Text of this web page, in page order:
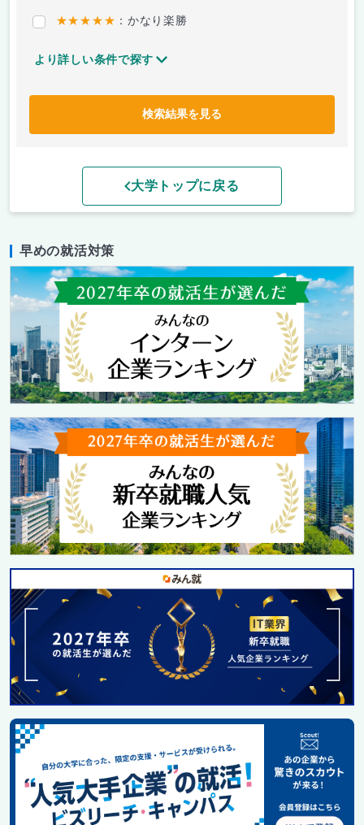
★★★★★ ：かなり楽勝
より詳しい条件で探す
検索結果を見る
大学トップに戻る
早めの就活対策